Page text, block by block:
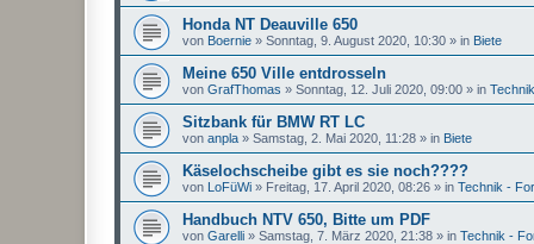
Honda NT Deauville 650
von Boernie » Sonntag, 9. August 2020, 10:30 » in Biete
Meine 650 Ville entdrosseln
von GrafThomas » Sonntag, 12. Juli 2020, 09:00 » in
Sitzbank für BMW RT LC
von anpla » Samstag, 2. Mai 2020, 11:28 » in Biete
Käselochscheibe gibt es sie noch????
von LoFüWi » Freitag, 17. April 2020, 08:26 » in Technik -
Handbuch NTV 650, Bitte um PDF
von Garelli » Samstag, 7. März 2020, 21:38 » in Technik -